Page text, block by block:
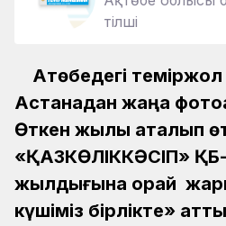
тілші
Ақтөбедегі
Астанадан жаңа
Өткен жылы аталып
«ҚАЗКӨЛІККӘСІП» ҚБ-
жылдығына орай
күшіміз бірлікте»